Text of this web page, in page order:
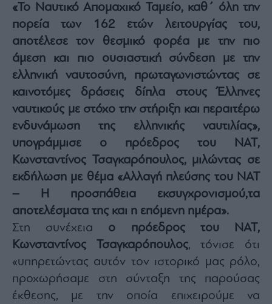
Bons
Vivants
Auto
Life
&
Style
Υγεία
Architecture
&
Fashion
&
Art
Watches
Yachts
Table
For
Two
«Το Ναυτικό Απομαχικό Ταμείο, καθ΄ όλη την
πορεία των 162 ετών λειτουργίας του,
αποτέλεσε τον θεσμικό φορέα με την πιο
άμεση και πιο ουσιαστική σύνδεση με την
ελληνική ναυτοσύνη, πρωταγωνιστώντας σε
καινοτόμες δράσεις δίπλα στους Έλληνες
ναυτικούς με στόχο την στήριξη και περαιτέρω
ενδυνάμωση της ελληνικής ναυτιλίας»,
υπογράμμισε ο πρόεδρος του ΝΑΤ,
Κωνσταντίνος Τσαγκαρόπουλος, μιλώντας σε
εκδήλωση με θέμα «Αλλαγή πλεύσης του ΝΑΤ
– Η προσπάθεια εκσυγχρονισμού,τα
αποτελέσματα της και η επόμενη ημέρα».
Στη συνέχεια ο πρόεδρος του ΝΑΤ,
Κωνσταντίνος Τσαγκαρόπουλος, τόνισε ότι
«υπηρετώντας αυτόν τον ιστορικό μας ρόλο,
προχωρήσαμε στη σύνταξη της παρούσας
έκθεσης, με την οποία επιχειρούμε να